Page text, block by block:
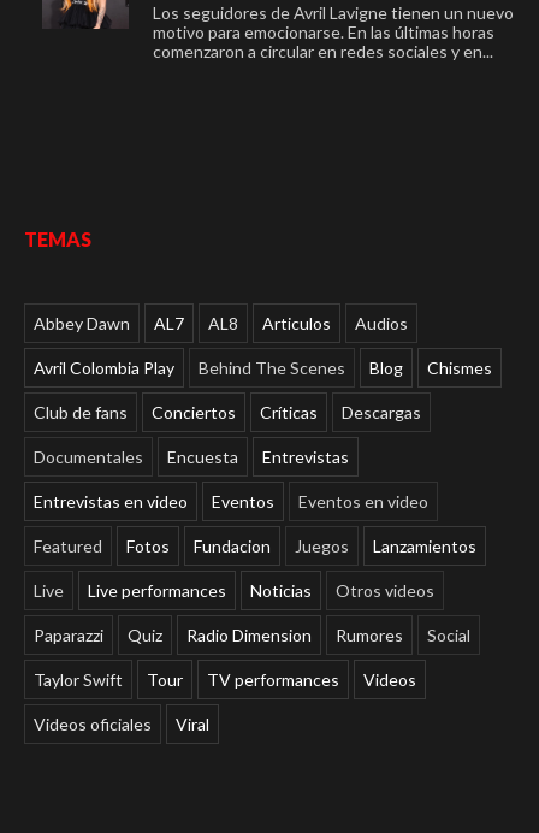
Los seguidores de Avril Lavigne tienen un nuevo
motivo para emocionarse. En las últimas horas
comenzaron a circular en redes sociales y en...
TEMAS
Abbey Dawn AL7 AL8 Articulos Audios
Avril Colombia Play Behind The Scenes Blog Chismes
Club de fans Conciertos Críticas Descargas
Documentales Encuesta Entrevistas
Entrevistas en video Eventos Eventos en video
Featured Fotos Fundacion Juegos Lanzamientos
Live Live performances Noticias Otros videos
Paparazzi Quiz Radio Dimension Rumores Social
Taylor Swift Tour TV performances Videos
Videos oficiales Viral